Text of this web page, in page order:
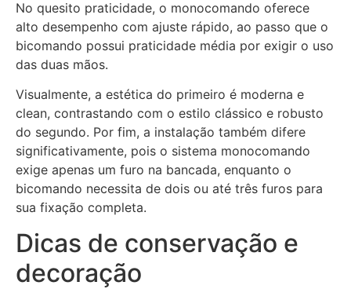
No quesito praticidade, o monocomando oferece
alto desempenho com ajuste rápido, ao passo que o
bicomando possui praticidade média por exigir o uso
das duas mãos.
Visualmente, a estética do primeiro é moderna e
clean, contrastando com o estilo clássico e robusto
do segundo. Por fim, a instalação também difere
significativamente, pois o sistema monocomando
exige apenas um furo na bancada, enquanto o
bicomando necessita de dois ou até três furos para
sua fixação completa.
Dicas de conservação e
decoração